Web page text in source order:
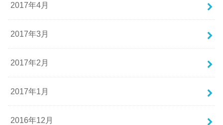
2017年4月
2017年3月
2017年2月
2017年1月
2016年12月